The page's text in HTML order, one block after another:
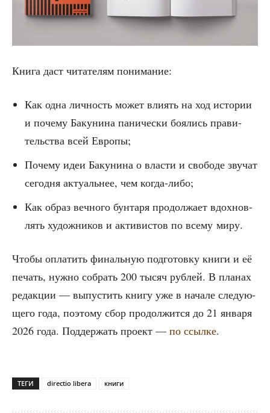
Кни­га даст чита­те­лям понимание:
Как одна лич­ность может вли­ять на ход исто­рии
и поче­му Баку­ни­на пани­че­ски боя­лись пра­ви­
тель­ства всей Европы;
Поче­му идеи Баку­ни­на о вла­сти и сво­бо­де зву­чат
сего­дня акту­аль­нее, чем когда-либо;
Как образ веч­но­го бун­та­ря про­дол­жа­ет вдох­нов­
лять худож­ни­ков и акти­ви­стов по все­му миру.
Что­бы опла­тить финаль­ную под­го­тов­ку кни­ги и её
печать, нуж­но собрать 200 тысяч руб­лей. В пла­нах
редак­ции — выпу­стить кни­гу уже в нача­ле сле­ду­ю­
ще­го года, поэто­му сбор про­дол­жит­ся до 21 янва­ря
2026 года. Под­дер­жать про­ект — по ссыл­ке.
ТЕГИ directio libera книги